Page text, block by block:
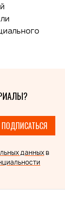
ПОДПИСАТЬСЯ
данных в